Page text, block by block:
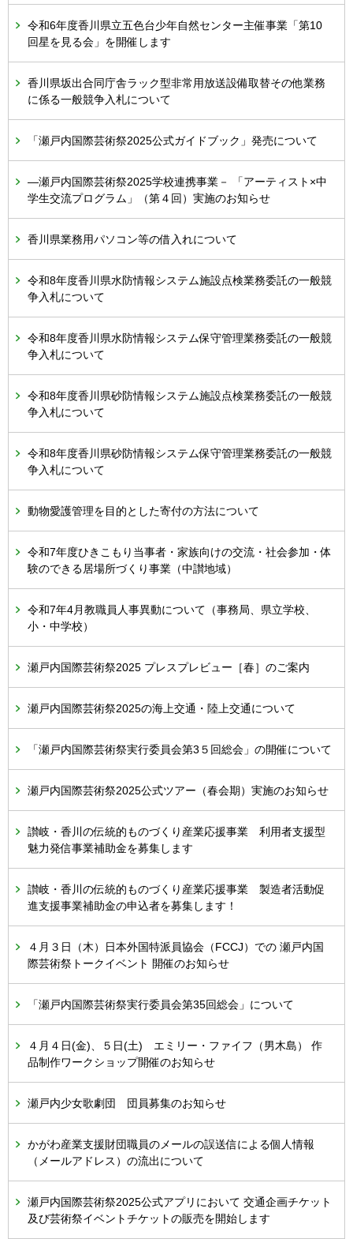
令和6年度香川県立五色台少年自然センター主催事業「第10
回星を見る会」を開催します
香川県坂出合同庁舎ラック型非常用放送設備取替その他業務
に係る一般競争入札について
「瀬戸内国際芸術祭2025公式ガイドブック」発売について
―瀬戸内国際芸術祭2025学校連携事業－ 「アーティスト×中
学生交流プログラム」（第４回）実施のお知らせ
香川県業務用パソコン等の借入れについて
令和8年度香川県水防情報システム施設点検業務委託の一般競
争入札について
令和8年度香川県水防情報システム保守管理業務委託の一般競
争入札について
令和8年度香川県砂防情報システム施設点検業務委託の一般競
争入札について
令和8年度香川県砂防情報システム保守管理業務委託の一般競
争入札について
動物愛護管理を目的とした寄付の方法について
令和7年度ひきこもり当事者・家族向けの交流・社会参加・体
験のできる居場所づくり事業（中讃地域）
令和7年4月教職員人事異動について（事務局、県立学校、
小・中学校）
瀬戸内国際芸術祭2025 プレスプレビュー［春］のご案内
瀬戸内国際芸術祭2025の海上交通・陸上交通について
「瀬戸内国際芸術祭実行委員会第3５回総会」の開催について
瀬戸内国際芸術祭2025公式ツアー（春会期）実施のお知らせ
讃岐・香川の伝統的ものづくり産業応援事業 利用者支援型
魅力発信事業補助金を募集します
讃岐・香川の伝統的ものづくり産業応援事業 製造者活動促
進支援事業補助金の申込者を募集します！
４月３日（木）日本外国特派員協会（FCCJ）での 瀬戸内国
際芸術祭トークイベント 開催のお知らせ
「瀬戸内国際芸術祭実行委員会第35回総会」について
４月４日(金)、５日(土) エミリー・ファイフ（男木島） 作
品制作ワークショップ開催のお知らせ
瀬戸内少女歌劇団 団員募集のお知らせ
かがわ産業支援財団職員のメールの誤送信による個人情報
（メールアドレス）の流出について
瀬戸内国際芸術祭2025公式アプリにおいて 交通企画チケット
及び芸術祭イベントチケットの販売を開始します